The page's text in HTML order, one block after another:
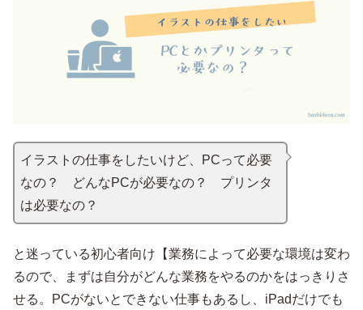
イラストの仕事をしたいけど、PCって必要
なの？ どんなPCが必要なの？ プリンタ
は必要なの？
と迷っている初心者向け【業務によって必要な環境は変わ
るので、まずは自分がどんな業務をやるのかをはっきりさ
せる。PCがないとできない仕事もあるし、iPadだけでも